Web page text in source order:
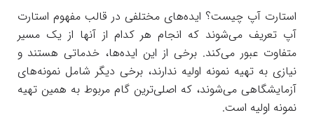
استارت آپ چیست؟ ایده‌های مختلفی در قالب مفهوم استارت
آپ تعریف می‌شوند که انجام هر کدام از آنها از یک مسیر
متفاوت عبور می‌کند. برخی از این ایده‌ها، خدماتی هستند و
نیازی به تهیه نمونه اولیه ندارند، برخی دیگر شامل نمونه‌های
آزمایشگاهی می‌شوند، که اصلی‌ترین گام مربوط به همین تهیه
نمونه اولیه است.